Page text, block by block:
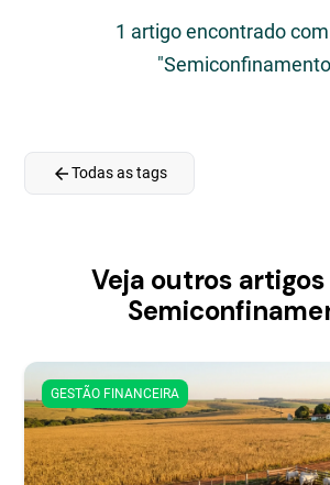
1 artigo encontrado
arrow_backTodas as tags
Veja outros
GESTÃO FINANCEIRA